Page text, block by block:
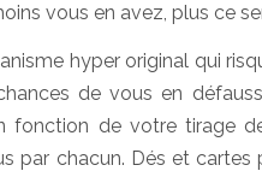
vous en avez, plus ce
hyper original qui
de vous en
fonction de votre tirage
par chacun. Dés et cartes